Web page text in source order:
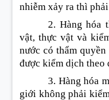
nhiễm xảy ra thì
2. Hàng hóa
vật, thực vật và
nước có thẩm
được kiểm dịch theo
3. Hàng hóa
giới không phải